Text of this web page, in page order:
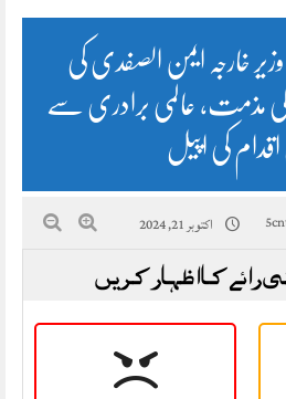
خارجہ ایمن الصفدی کی
کی مذمت، عالمی برادری سے
کی اپیل
اکتوبر 21, 2024
رائے کا اظہار کریں